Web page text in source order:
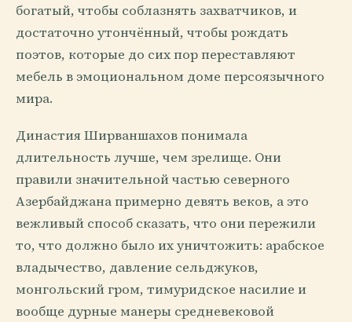
богатый, чтобы соблазнять захватчиков, и
достаточно утончённый, чтобы рождать
поэтов, которые до сих пор переставляют
мебель в эмоциональном доме персоязычного
мира.
Династия Ширваншахов понимала
длительность лучше, чем зрелище. Они
правили значительной частью северного
Азербайджана примерно девять веков, а это
вежливый способ сказать, что они пережили
то, что должно было их уничтожить: арабское
владычество, давление сельджуков,
монгольский гром, тимуридское насилие и
вообще дурные манеры средневековой